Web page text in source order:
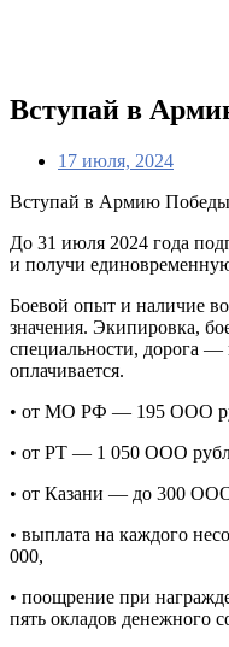
Вступай в
17 июля, 2024
Вступай в Армию
До 31 июля 2024 года
и получи
Боевой опыт и наличие
значения. Экипировка,
специальности, дорога —
оплачивается.
• от МО РФ — 195 ООО
• от РТ — 1 050 ООО
• от Казани — до 300
• выплата на каждого
000,
• поощрение при
пять окладов денежного